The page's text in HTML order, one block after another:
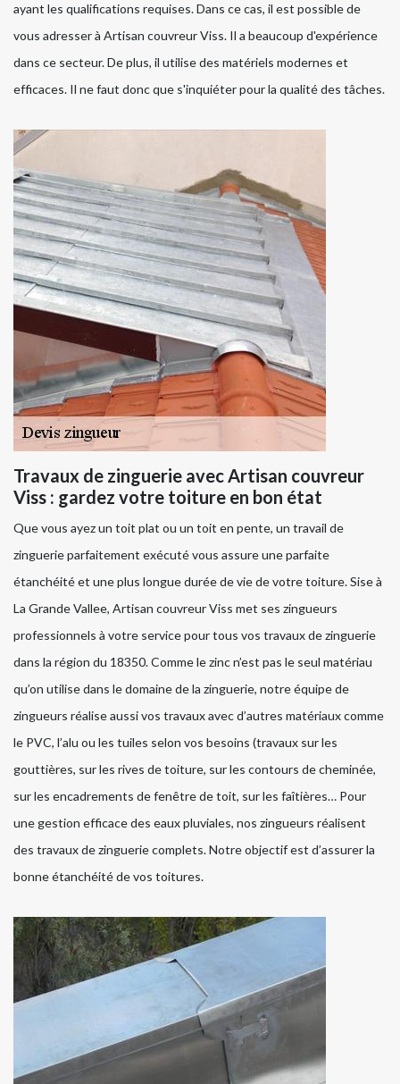
ayant les qualifications requises. Dans ce cas, il est possible de
vous adresser à Artisan couvreur Viss. Il a beaucoup d'expérience
dans ce secteur. De plus, il utilise des matériels modernes et
efficaces. Il ne faut donc que s'inquiéter pour la qualité des tâches.
Travaux de zinguerie avec Artisan couvreur
Viss : gardez votre toiture en bon état
Que vous ayez un toit plat ou un toit en pente, un travail de
zinguerie parfaitement exécuté vous assure une parfaite
étanchéité et une plus longue durée de vie de votre toiture. Sise à
La Grande Vallee, Artisan couvreur Viss met ses zingueurs
professionnels à votre service pour tous vos travaux de zinguerie
dans la région du 18350. Comme le zinc n’est pas le seul matériau
qu’on utilise dans le domaine de la zinguerie, notre équipe de
zingueurs réalise aussi vos travaux avec d’autres matériaux comme
le PVC, l’alu ou les tuiles selon vos besoins (travaux sur les
gouttières, sur les rives de toiture, sur les contours de cheminée,
sur les encadrements de fenêtre de toit, sur les faîtières… Pour
une gestion efficace des eaux pluviales, nos zingueurs réalisent
des travaux de zinguerie complets. Notre objectif est d’assurer la
bonne étanchéité de vos toitures.